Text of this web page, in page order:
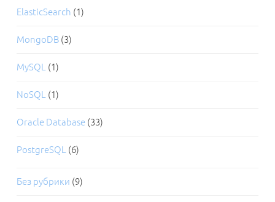
ElasticSearch (1)
MongoDB (3)
MySQL (1)
NoSQL (1)
Oracle Database (33)
PostgreSQL (6)
Без рубрики (9)